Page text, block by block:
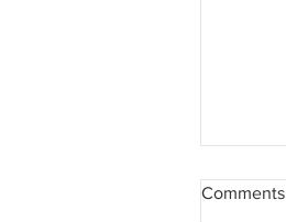
Comments